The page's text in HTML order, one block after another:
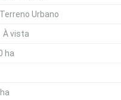
Terreno Urbano
À vista
ha